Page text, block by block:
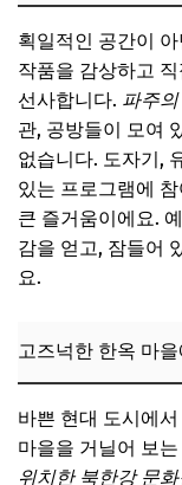
획일적인 공간이
작품을 감상하고
선사합니다. 파주
관, 공방들이 모여
없습니다. 도자기,
있는 프로그램에 참
큰 즐거움이에요.
감을 얻고, 잠들어
요.
고즈넉한 한옥 마
바쁜 현대 도시에
마을을 거닐어 보
위치한 북한강 문